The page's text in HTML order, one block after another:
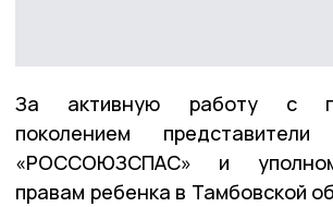
За активную работу с
поколением представители
«РОССОЮЗСПАС» и
правам ребенка в Тамбовской